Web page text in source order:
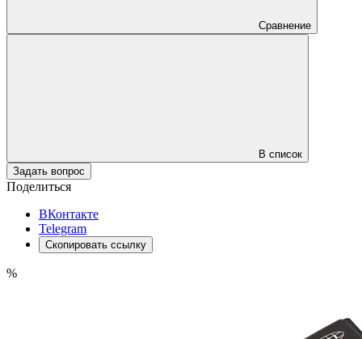
Сравнение
В список
Задать вопрос
Поделиться
ВКонтакте
Telegram
Скопировать ссылку
%